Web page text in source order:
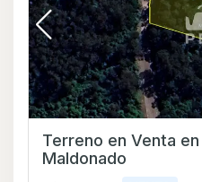
Terreno en Venta en Las Cumbres,
Maldonado